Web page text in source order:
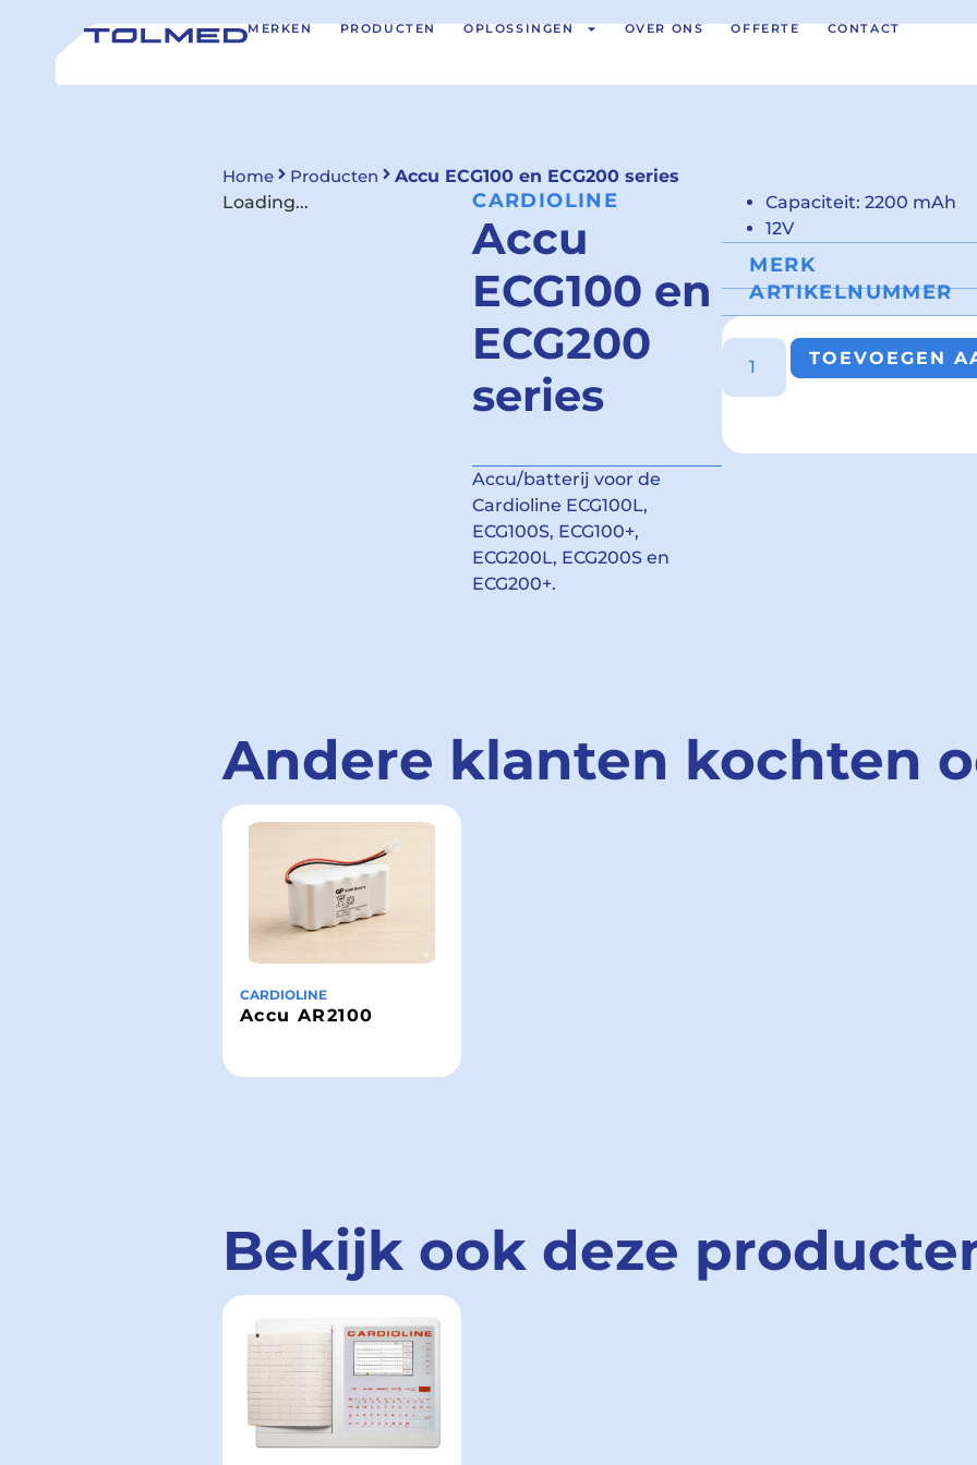
MERKEN PRODUCTEN OPLOSSINGEN OVER ONS OFFERTE CONTACT
Home Producten
Accu ECG100 en ECG200 series
Loading...
CARDIOLINE
Accu
ECG100 en
ECG200
series
Accu/batterij voor de
Cardioline ECG100L,
ECG100S, ECG100+,
ECG200L, ECG200S en
ECG200+.
Capaciteit: 2200 mAh
12V
MERK
ARTIKELNUMMER
TOEVOEGEN
Andere klanten kochten
CARDIOLINE
Accu AR2100
Bekijk ook deze